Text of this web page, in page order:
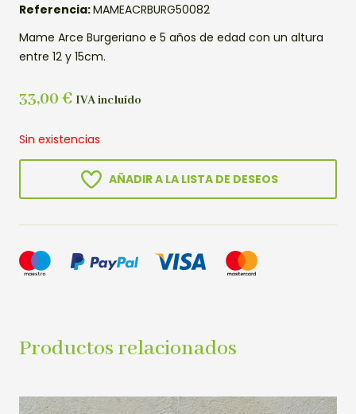
Referencia:MAMEACRBURG50082
Mame Arce Burgeriano e 5 años de edad con un altura
entre 12 y 15cm.
33,00 € IVA incluído
Sin existencias
AÑADIR A LA LISTA DE DESEOS
Productos relacionados